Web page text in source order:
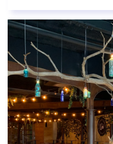
EN SAVOIR PLUS